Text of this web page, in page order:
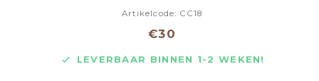
Artikelcode: CC18
€30
LEVERBAAR BINNEN 1-2 WEKEN!